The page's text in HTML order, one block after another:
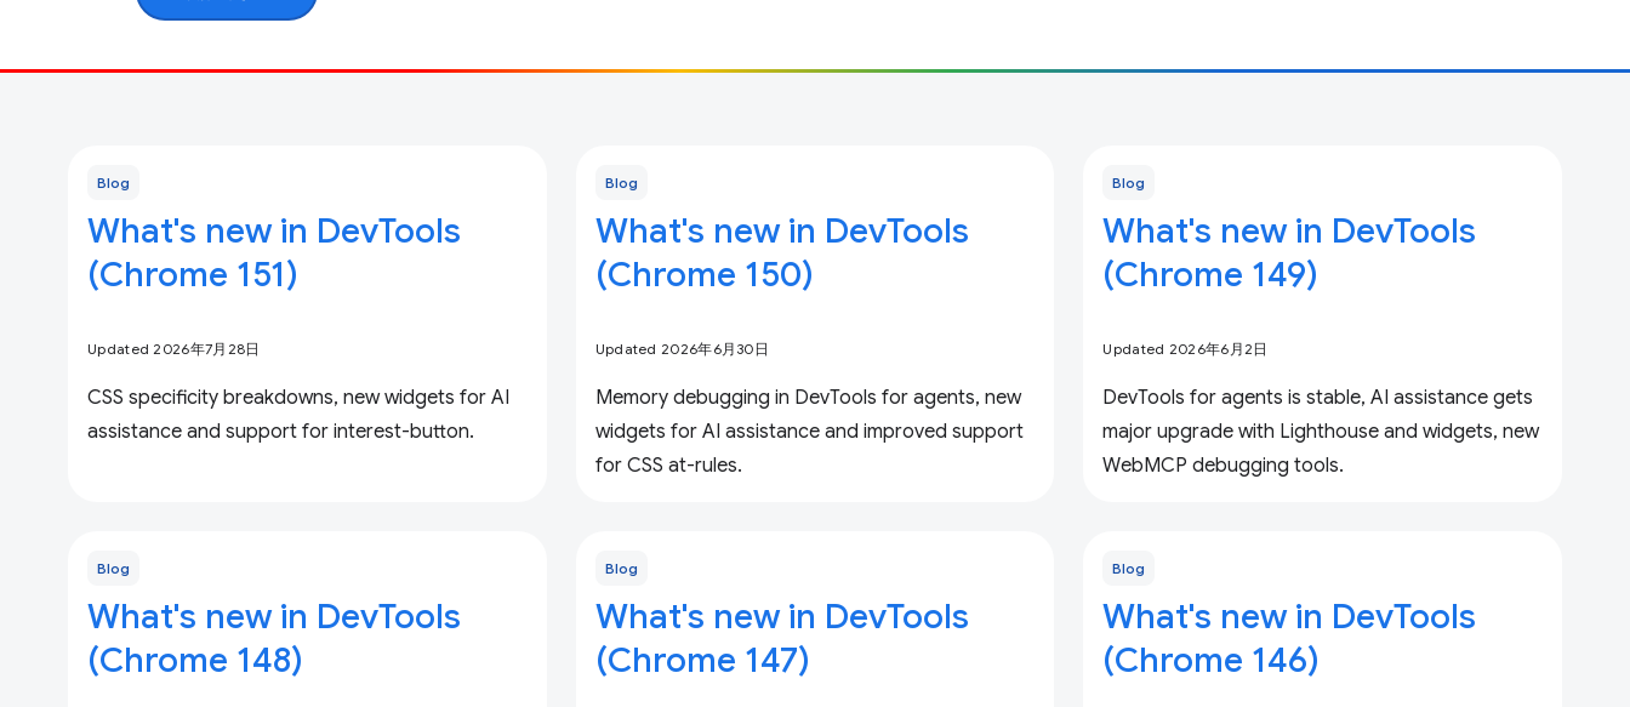
Blog
What's new in DevTools
(Chrome 151)
Updated 2026年7月28日
CSS specificity breakdowns, new widgets for AI
assistance and support for interest-button.
Blog
What's new in DevTools
(Chrome 150)
Updated 2026年6月30日
Memory debugging in DevTools for agents, new
widgets for AI assistance and improved support
for CSS at-rules.
Blog
What's new in DevTools
(Chrome 149)
Updated 2026年6月2日
DevTools for agents is stable, AI assistance gets
major upgrade with Lighthouse and widgets, new
WebMCP debugging tools.
Blog
What's new in DevTools
(Chrome 148)
Blog
What's new in DevTools
(Chrome 147)
Blog
What's new in DevTools
(Chrome 146)